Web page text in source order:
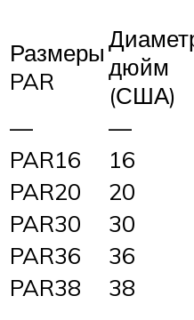
Размеры
PAR
дюйм
(США)
—
—
PAR16
16
PAR20
20
PAR30
30
PAR36
36
PAR38
38